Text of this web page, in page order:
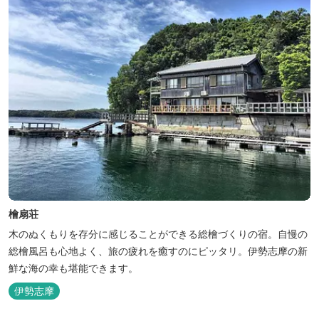
檜扇荘
木のぬくもりを存分に感じることができる総檜づくりの宿。自慢の
総檜風呂も心地よく、旅の疲れを癒すのにピッタリ。伊勢志摩の新
鮮な海の幸も堪能できます。
伊勢志摩